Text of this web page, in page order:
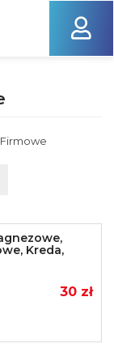
Firmowe
Kreda,
30 zł